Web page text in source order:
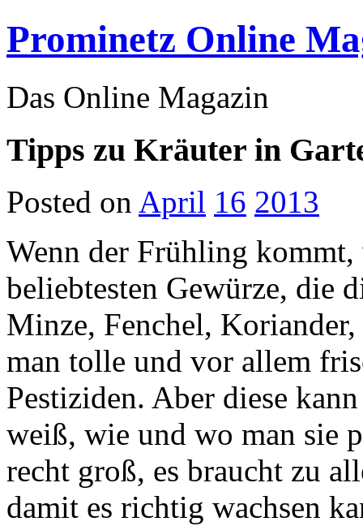
Prominetz Online
Das Online Magazin
Tipps zu Kräuter in
Posted on April 16 2013
Wenn der Frühling
beliebtesten Gewürze, die
Minze, Fenchel,
man tolle und vor allem
Pestiziden. Aber diese
weiß, wie und wo man sie
recht groß, es braucht zu
damit es richtig wachsen